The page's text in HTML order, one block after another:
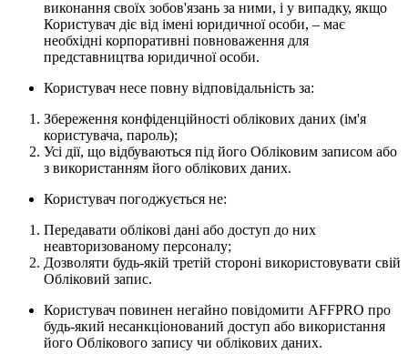
виконання своїх зобов'язань за ними, і у випадку, якщо
Користувач діє від імені юридичної особи, – має
необхідні корпоративні повноваження для
представництва юридичної особи.
Користувач несе повну відповідальність за:
Збереження конфіденційності облікових даних (ім'я
користувача, пароль);
Усі дії, що відбуваються під його Обліковим записом або
з використанням його облікових даних.
Користувач погоджується не:
Передавати облікові дані або доступ до них
неавторизованому персоналу;
Дозволяти будь-якій третій стороні використовувати свій
Обліковий запис.
Користувач повинен негайно повідомити AFFPRO про
будь-який несанкціонований доступ або використання
його Облікового запису чи облікових даних.